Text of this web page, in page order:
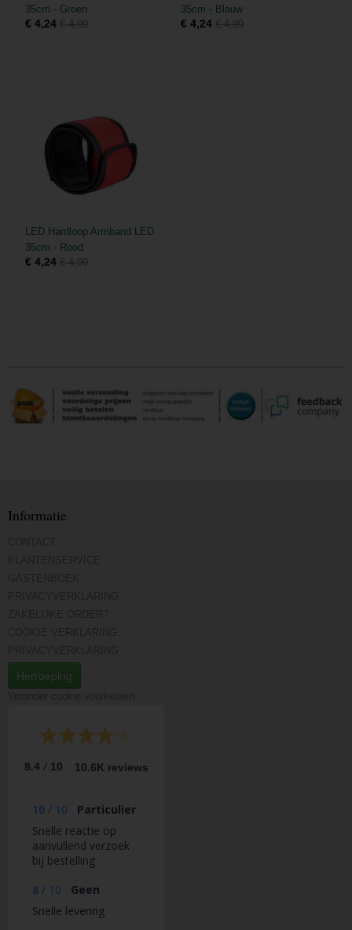
35cm - Groen
€ 4,24 € 4,99
35cm - Blauw
€ 4,24 € 4,99
LED Hardloop Armband LED
35cm - Rood
€ 4,24 € 4,99
Informatie
Herroeping
8.4 / 10 10.6K reviews
10 / 10
Particulier
Snelle reactie op
aanvullend verzoek
bij bestelling.
8 / 10
Geen
Snelle levering